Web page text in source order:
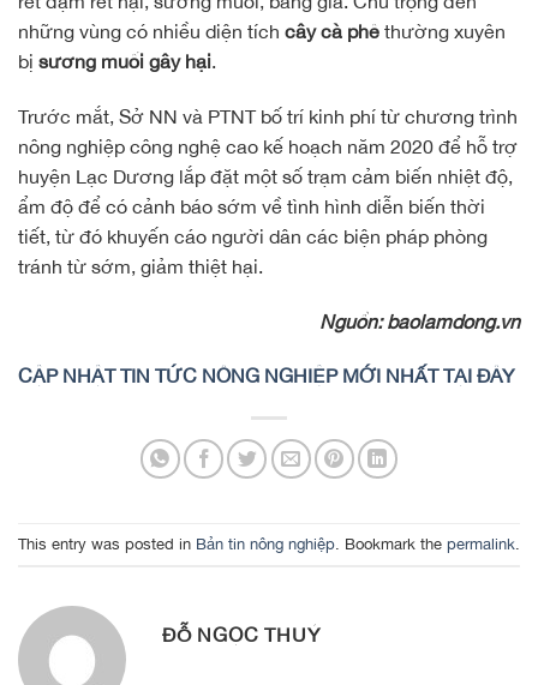
những vùng có nhiều diện tích cây cà phê thường xuyên
bị sương muối gây hại.
Trước mắt, Sở NN và PTNT bố trí kinh phí từ chương trình
nông nghiệp công nghệ cao kế hoạch năm 2020 để hỗ trợ
huyện Lạc Dương lắp đặt một số trạm cảm biến nhiệt độ,
ẩm độ để có cảnh báo sớm về tình hình diễn biến thời
tiết, từ đó khuyến cáo người dân các biện pháp phòng
tránh từ sớm, giảm thiệt hại.
Nguồn: baolamdong.vn
CẬP NHẬT TIN TỨC NÔNG NGHIỆP MỚI NHẤT TẠI ĐÂY
This entry was posted in Bản tin nông nghiệp . Bookmark the permalink
ĐỖ NGỌC THUÝ